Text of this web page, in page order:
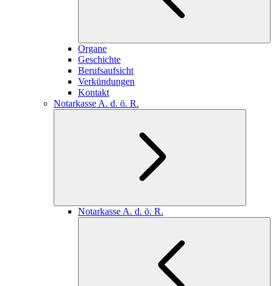
Organe
Geschichte
Berufsaufsicht
Verkündungen
Kontakt
Notarkasse A. d. ö. R.
Notarkasse A. d. ö. R.